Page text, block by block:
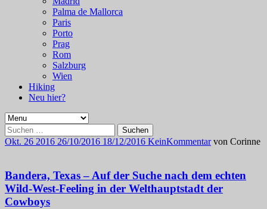
Palma de Mallorca
Paris
Porto
Prag
Rom
Salzburg
Wien
Hiking
Neu hier?
Suchen
nach:
Okt. 26 2016 26/10/2016 18/12/2016 KeinKommentar von Corinne
Bandera, Texas – Auf der Suche nach dem echten
Wild-West-Feeling in der Welthauptstadt der
Cowboys